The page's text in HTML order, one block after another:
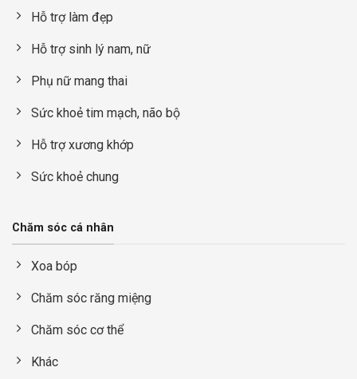
Hỗ trợ làm đẹp
Hỗ trợ sinh lý nam, nữ
Phụ nữ mang thai
Sức khoẻ tim mạch, não bộ
Hỗ trợ xương khớp
Sức khoẻ chung
Chăm sóc cá nhân
Xoa bóp
Chăm sóc răng miệng
Chăm sóc cơ thể
Khác